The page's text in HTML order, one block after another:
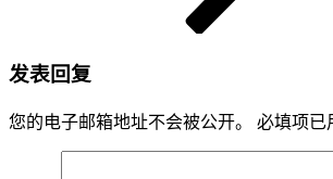
发表回复
您的电子邮箱地址不会被公开。 必填项已